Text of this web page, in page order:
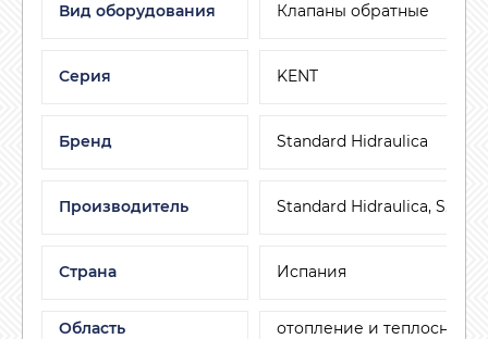
Вид оборудования Клапаны обратные
Серия KENT
Бренд Standard Hidraulica
Производитель Standard Hidraulica, S.A.U
Страна Испания
Область
отопление и